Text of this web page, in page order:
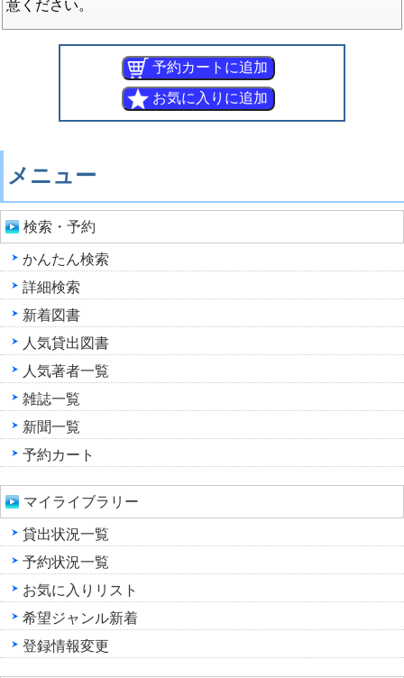
意ください。
メニュー
検索・予約
かんたん検索
詳細検索
新着図書
人気貸出図書
人気著者一覧
雑誌一覧
新聞一覧
予約カート
マイライブラリー
貸出状況一覧
予約状況一覧
お気に入りリスト
希望ジャンル新着
登録情報変更